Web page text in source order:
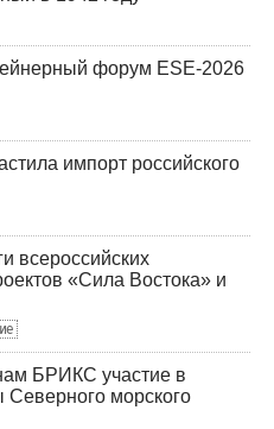
форум ESE-2026
импорт российского
всероссийских
«Сила Востока» и
БРИКС участие в
Северного морского